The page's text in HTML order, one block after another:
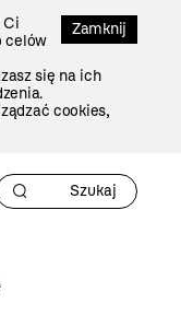
Zamknij
Ci
celów
się na ich
cookies,